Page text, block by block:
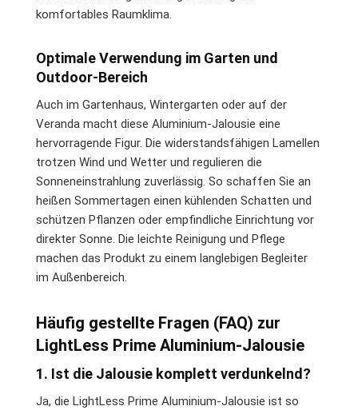
komfortables Raumklima.
Optimale Verwendung im Garten und
Outdoor-Bereich
Auch im Gartenhaus, Wintergarten oder auf der
Veranda macht diese Aluminium-Jalousie eine
hervorragende Figur. Die widerstandsfähigen Lamellen
trotzen Wind und Wetter und regulieren die
Sonneneinstrahlung zuverlässig. So schaffen Sie an
heißen Sommertagen einen kühlenden Schatten und
schützen Pflanzen oder empfindliche Einrichtung vor
direkter Sonne. Die leichte Reinigung und Pflege
machen das Produkt zu einem langlebigen Begleiter
im Außenbereich.
Häufig gestellte Fragen (FAQ) zur
LightLess Prime Aluminium-Jalousie
1. Ist die Jalousie komplett verdunkelnd?
Ja, die LightLess Prime Aluminium-Jalousie ist so